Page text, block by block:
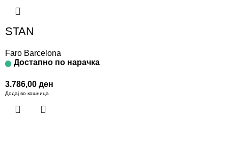
STAN
Faro Barcelona
Достапно по нарачка
3.786,00 ден
Додај во кошница